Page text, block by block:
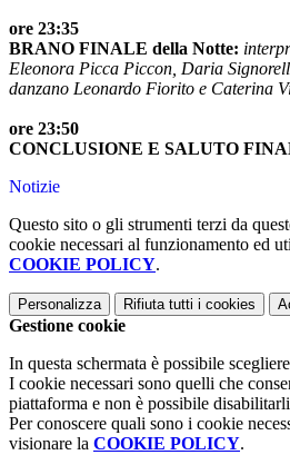
ore 23:35
BRANO FINALE della Notte:
Eleonora Picca Piccon, Daria
danzano Leonardo Fiorito e Caterina
ore 23:50
CONCLUSIONE E SALUTO
Notizie
Questo sito o gli strumenti terzi da
cookie necessari al funzionamento ed
COOKIE POLICY.
Personalizza Rifiuta tutti i cookies
Gestione cookie
In questa schermata è possibile
I cookie necessari sono quelli che
piattaforma e non è possibile
Per conoscere quali sono i cookie
visionare la COOKIE POLICY.